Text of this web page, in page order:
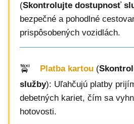
(Skontrolujte dostupnosť
bezpečné a pohodlné
prispôsobených vozidlách.
Platba kartou (
služby): Uľahčujú platby
debetných kariet, čím sa
hotovosti.